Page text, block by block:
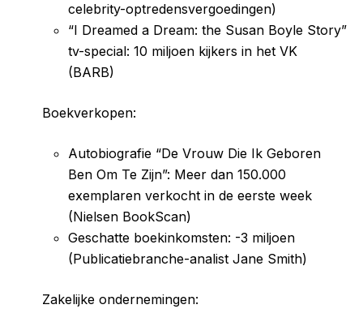
celebrity-optredensvergoedingen)
“I Dreamed a Dream: the Susan Boyle Story”
tv-special: 10 miljoen kijkers in het VK
(BARB)
Boekverkopen:
Autobiografie “De Vrouw Die Ik Geboren
Ben Om Te Zijn”: Meer dan 150.000
exemplaren verkocht in de eerste week
(Nielsen BookScan)
Geschatte boekinkomsten: -3 miljoen
(Publicatiebranche-analist Jane Smith)
Zakelijke ondernemingen: